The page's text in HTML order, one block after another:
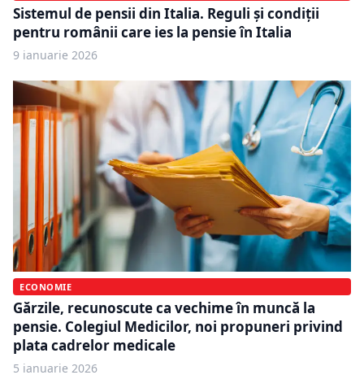
Sistemul de pensii din Italia. Reguli și condiții
pentru românii care ies la pensie în Italia
9 ianuarie 2026
ECONOMIE
Gărzile, recunoscute ca vechime în muncă la
pensie. Colegiul Medicilor, noi propuneri privind
plata cadrelor medicale
5 ianuarie 2026